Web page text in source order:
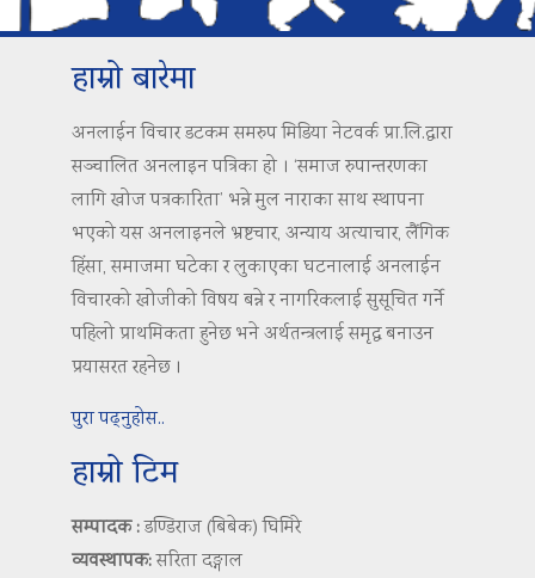
हाम्रो बारेमा
अनलाईन विचार डटकम समरुप मिडिया नेटवर्क प्रा.लि.द्वारा
सञ्चालित अनलाइन पत्रिका हो । ‘समाज रुपान्तरणका
लागि खोज पत्रकारिता’ भन्ने मुल नाराका साथ स्थापना
भएको यस अनलाइनले भ्रष्टचार, अन्याय अत्याचार, लैंगिक
हिंसा, समाजमा घटेका र लुकाएका घटनालाई अनलाईन
विचारको खोजीको विषय बन्ने र नागरिकलाई सुसूचित गर्ने
पहिलो प्राथमिकता हुनेछ भने अर्थतन्त्रलाई समृद्ध बनाउन
प्रयासरत रहनेछ ।
पुरा पढ्नुहोस..
हाम्रो टिम
सम्पादक :डण्डिराज (बिबेक) घिमिरे
व्यवस्थापक:सरिता दङ्गाल